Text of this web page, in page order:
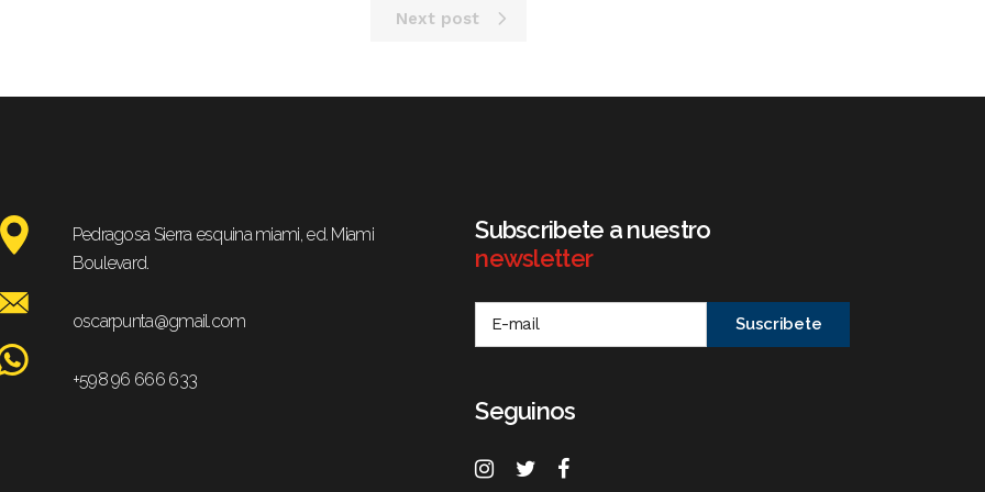
Next post
Pedragosa Sierra esquina miami, ed. Miami
Boulevard.
oscarpunta@gmail.com
+598 96 666 633
Subscribete a nuestro
newsletter
Seguinos